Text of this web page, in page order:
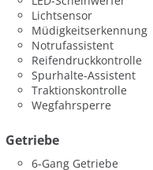
Lichtsensor
Müdigkeitserkennung
Notrufassistent
Reifendruckkontrolle
Spurhalte-Assistent
Traktionskontrolle
Wegfahrsperre
Getriebe
6-Gang Getriebe